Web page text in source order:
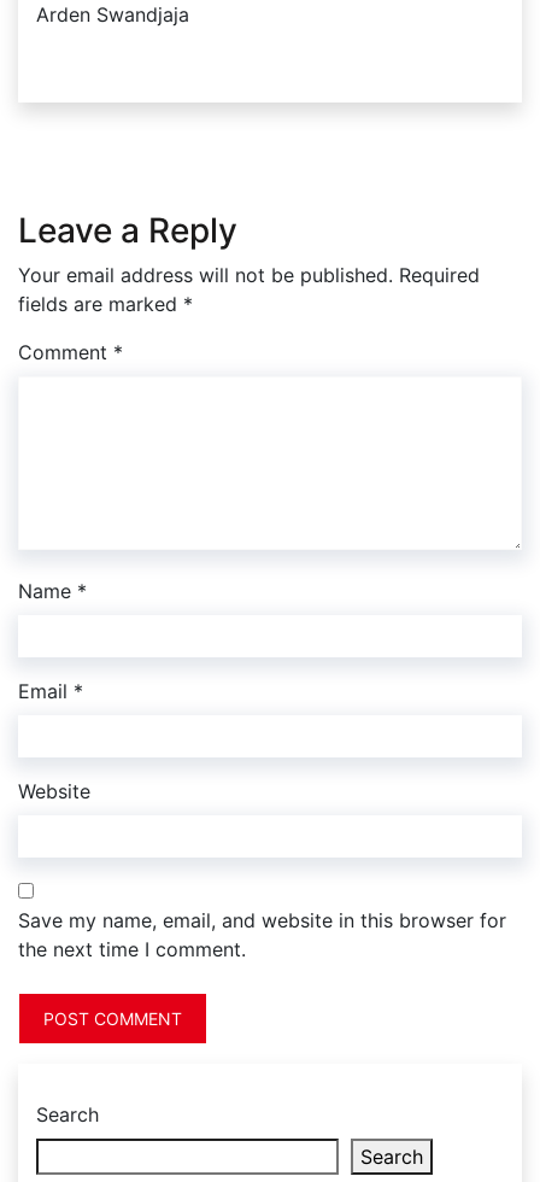
Arden Swandjaja
Leave a Reply
Your email address will not be published. Required
fields are marked *
Comment *
Name *
Email *
Website
Save my name, email, and website in this browser for
the next time I comment.
Search
Search